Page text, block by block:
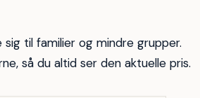
til familier og mindre grupper.
så du altid ser den aktuelle pris.